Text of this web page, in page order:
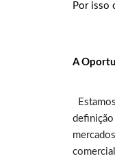
Por isso
A
definição